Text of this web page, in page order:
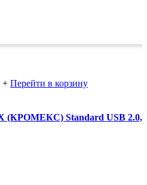
+ Перейти в корзину
(КРОМЕКС) Standard USB 2.0,